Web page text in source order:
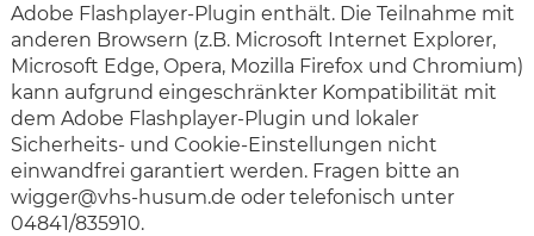
Adobe Flashplayer-Plugin enthält. Die Teilnahme mit
anderen Browsern (z.B. Microsoft Internet Explorer,
Microsoft Edge, Opera, Mozilla Firefox und Chromium)
kann aufgrund eingeschränkter Kompatibilität mit
dem Adobe Flashplayer-Plugin und lokaler
Sicherheits- und Cookie-Einstellungen nicht
einwandfrei garantiert werden. Fragen bitte an
wigger@vhs-husum.de oder telefonisch unter
04841/835910.